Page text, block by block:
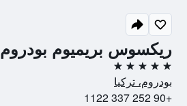
ريكسوس بريميوم بودروم
5 نجوم
بودروم، تركيا
+90 252 337 1122